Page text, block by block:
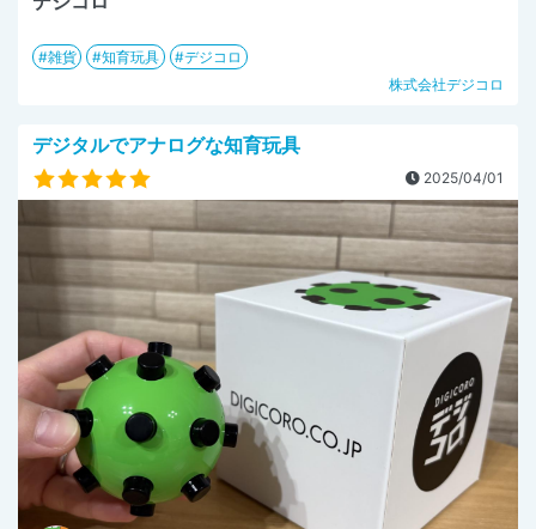
雑貨 知育玩具
デジコロ
株式会社デジコロ
デジタルでアナログな知育玩具
2025/04/01